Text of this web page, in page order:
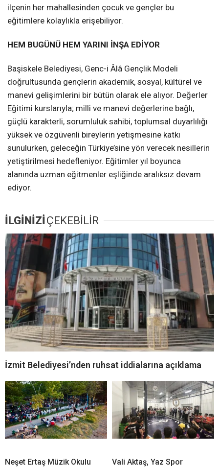
ilçenin her mahallesinden çocuk ve gençler bu
eğitimlere kolaylıkla erişebiliyor.
HEM BUGÜNÜ HEM YARINI İNŞA EDİYOR
Başiskele Belediyesi, Genc-i Âlâ Gençlik Modeli
doğrultusunda gençlerin akademik, sosyal, kültürel ve
manevi gelişimlerini bir bütün olarak ele alıyor. Değerler
Eğitimi kurslarıyla; milli ve manevi değerlerine bağlı,
güçlü karakterli, sorumluluk sahibi, toplumsal duyarlılığı
yüksek ve özgüvenli bireylerin yetişmesine katkı
sunulurken, geleceğin Türkiye’sine yön verecek nesillerin
yetiştirilmesi hedefleniyor. Eğitimler yıl boyunca
alanında uzman eğitmenler eşliğinde aralıksız devam
ediyor.
İLGİNİZİ ÇEKEBİLİR
İzmit Belediyesi’nden ruhsat iddialarına açıklama
Neşet Ertaş Müzik Okulu
Vali Aktaş, Yaz Spor